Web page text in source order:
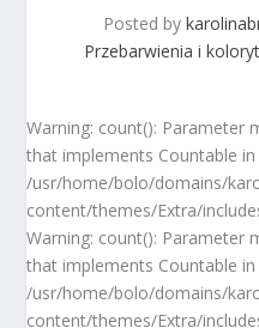
Posted by
Przebarwienia i
Warning: count(): Parameter
that implements Countable in
/usr/home/bolo/domains/
content/themes/Extra/
Warning: count(): Parameter
that implements Countable in
/usr/home/bolo/domains/
content/themes/Extra/